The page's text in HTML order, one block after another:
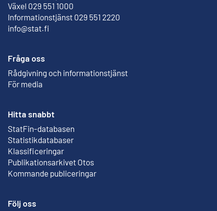
Växel 029 551 1000
Informationstjänst 029 551 2220
info@stat.fi
Fråga oss
Rådgivning och informationstjänst
För media
Hitta snabbt
StatFin-databasen
Extern länk
Statistikdatabaser
Klassificeringar
Publikationsarkivet Otos
Extern länk
Kommande publiceringar
Följ oss